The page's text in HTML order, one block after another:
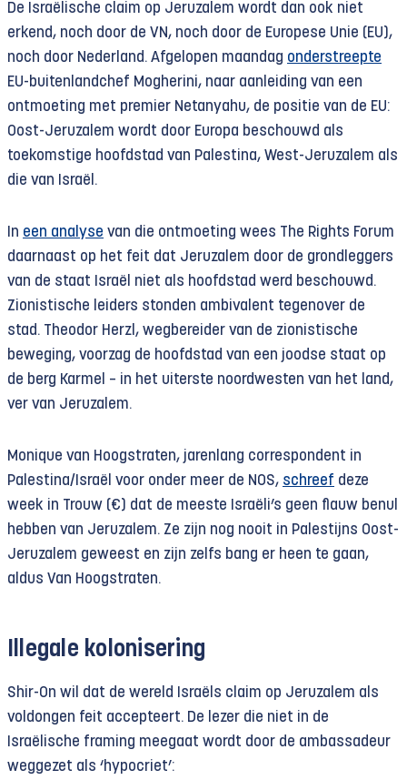
De Israëlische claim op Jeruzalem wordt dan ook niet
erkend, noch door de VN, noch door de Europese Unie (EU),
noch door Nederland. Afgelopen maandag onderstreepte
EU-buitenlandchef Mogherini, naar aanleiding van een
ontmoeting met premier Netanyahu, de positie van de EU:
Oost-Jeruzalem wordt door Europa beschouwd als
toekomstige hoofdstad van Palestina, West-Jeruzalem als
die van Israël.
In een analyse van die ontmoeting wees The Rights Forum
daarnaast op het feit dat Jeruzalem door de grondleggers
van de staat Israël niet als hoofdstad werd beschouwd.
Zionistische leiders stonden ambivalent tegenover de
stad. Theodor Herzl, wegbereider van de zionistische
beweging, voorzag de hoofdstad van een joodse staat op
de berg Karmel – in het uiterste noordwesten van het land,
ver van Jeruzalem.
Monique van Hoogstraten, jarenlang correspondent in
Palestina/Israël voor onder meer de NOS, schreef deze
week in Trouw (€) dat de meeste Israëli’s geen flauw benul
hebben van Jeruzalem. Ze zijn nog nooit in Palestijns Oost-
Jeruzalem geweest en zijn zelfs bang er heen te gaan,
aldus Van Hoogstraten.
Illegale kolonisering
Shir-On wil dat de wereld Israëls claim op Jeruzalem als
voldongen feit accepteert. De lezer die niet in de
Israëlische framing meegaat wordt door de ambassadeur
weggezet als ‘hypocriet’: